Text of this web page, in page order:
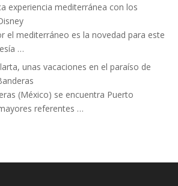
experiencia mediterránea con los
el mediterráneo es la novedad para este
…
unas vacaciones en el paraíso de
(México) se encuentra Puerto
referentes …